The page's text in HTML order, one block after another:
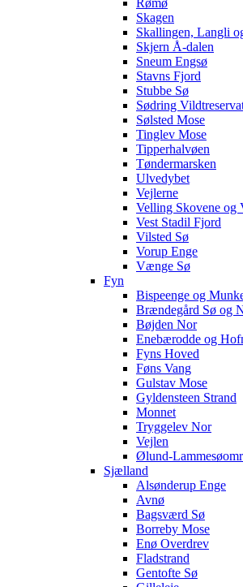
Rømø
Skagen
Skallingen, Langli
Skjern Å-dalen
Sneum Engsø
Stavns Fjord
Stubbe Sø
Sødring
Sølsted Mose
Tinglev Mose
Tipperhalvøen
Tøndermarsken
Ulvedybet
Vejlerne
Velling Skovene og
Vest Stadil Fjord
Vilsted Sø
Vorup Enge
Vænge Sø
Fyn
Bispeenge og
Brændegård Sø og
Bøjden Nor
Enebærodde og
Fyns Hoved
Føns Vang
Gulstav Mose
Gyldensteen Strand
Monnet
Tryggelev Nor
Vejlen
Ølund-
Sjælland
Alsønderup Enge
Avnø
Bagsværd Sø
Borreby Mose
Enø Overdrev
Fladstrand
Gentofte Sø